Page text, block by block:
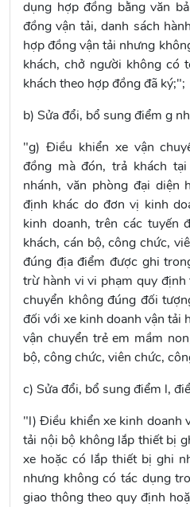
dụng hợp đồng bằng văn
đồng vận tải, danh sách
hợp đồng vận tải nhưng
khách, chở người không có
khách theo hợp đồng đã ký;";
b) Sửa đổi, bổ sungđiểm g
"g) Điều khiển xe vận
đồng mà đón, trả khách
nhánh, văn phòng đại diện
định khác do đơn vị kinh
kinh doanh, trên các tuyến
khách, cán bộ, công chức,
đúng địa điểm được ghi
trừ hành vi vi phạm quy
chuyển không đúng đối
đối với xe kinh doanh vận tải
vận chuyển trẻ em mầm
bộ, công chức, viên chức,
c) Sửa đổi, bổ sungđiểm l,
"l) Điều khiển xe kinh doanh
tải nội bộ không lắp thiết bị
xe hoặc có lắp thiết bị ghi
nhưng không có tác dụng
giao thông theo quy định